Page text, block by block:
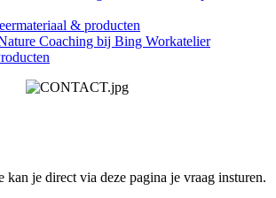
& producten
Coaching bij Bing Workatelier
kan je direct via deze pagina je vraag insturen.